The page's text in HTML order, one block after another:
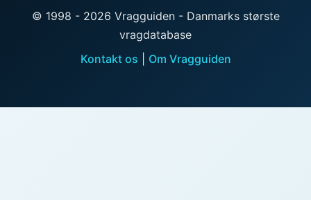
© 1998 - 2026 Vragguiden - Danmarks største
vragdatabase
Kontakt os
Om Vragguiden